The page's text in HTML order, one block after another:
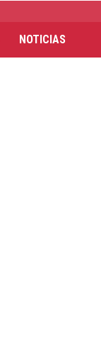
NOTICIAS